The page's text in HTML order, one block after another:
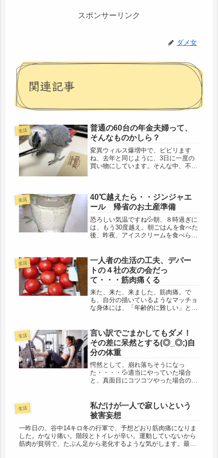
スポンサーリンク
ダメ女
関連記事
生活
普通の60台の年金夫婦って、
そんなものかしら？
変異ウィルス爆増中で、ビビリます
ね、去年と同じように、3日に一度の
買い物にしています。そんな中、不仲
最悪パターンです。外出もリスクが
あ...
生活
40℃越えたら・・ジンジャエ
ール 帰省のお土産準備
恐ろしい気温ですね💦朝、８時過ぎに
は、もう30度越え。朝ごはんを食べた
後、昨夜、アイスクリームを食べられ
夕食後は、何も食べないので、と言う
か、夕食後、入浴し、そのついでに
歯...
生活
一人者の生活の工夫、デパー
トの４社の友の会だっ
て・・・筋肉痛くる
来た、来た、来ました、筋肉痛。で
も、自分の描いているようなマッチョ
な身体には、「年齢的に難しい」と言
ど、逃げずに頑張る。久しぶりのジム
だったので、昨夜、ベッドに入るころ
には...
生活
言い訳でごまかしてもダメ！
その差に呆然とする(◎_◎;)自
分の体重
愕然として、崩れ落ちそうになっ
た・・・・💦適当にやっていた場合
と、真面目にコツコツやった場合のこ
中、家事を済ませて、ジムへ。去年、
カーブスを退会して、市の施設の体育
館のジム...
生活
私だけが一人で寂しいという
被害妄想
一昨日の、谷中14キロ冬の行軍で、予想どおり筋肉痛になりま
した。かなり痛い。階段とトイレが辛い。運動していないから
筋肉が貧弱で、たぶん足から老化するような気がします。最